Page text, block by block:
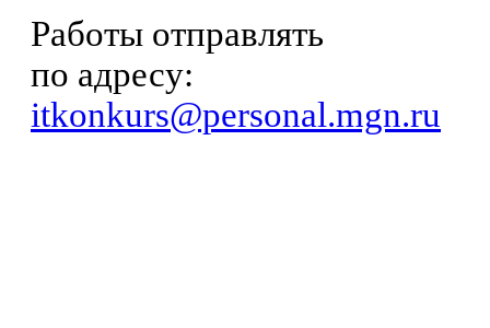
Работы отправлять
по адресу:
itkonkurs@personal.mgn.ru